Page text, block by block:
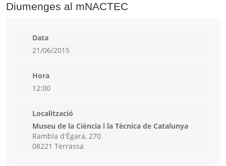
Diumenges al mNACTEC
Data
21/06/2015
Hora
12:00
Localització
Museu de la Ciència i la Tècnica de Catalunya
Rambla d'Ègara, 270
08221 Terrassa